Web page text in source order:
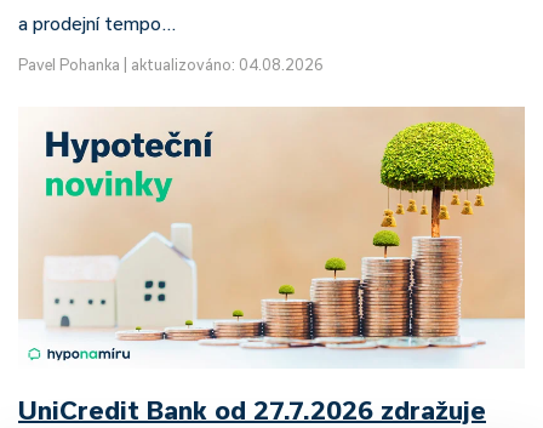
a prodejní tempo…
Pavel Pohanka aktualizováno: 04.08.2026
UniCredit Bank od 27.7.2026 zdražuje